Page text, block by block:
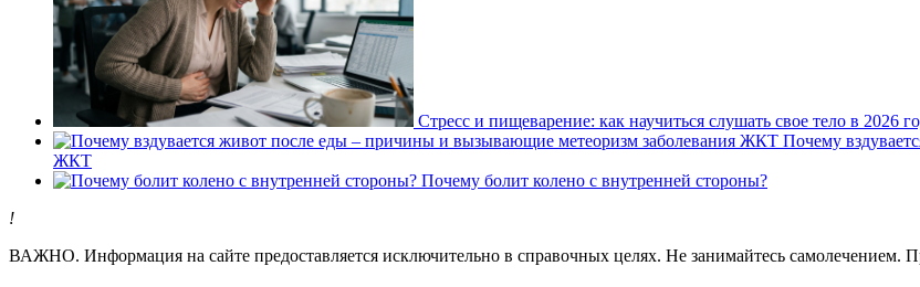
Стресс и пищеварение: как научиться слушать свое тело в 2026
Почему
ЖКТ
Почему болит колено с внутренней стороны?
!
ВАЖНО. Информация на сайте предоставляется исключительно в справочных целях. Не занимайтесь самолечением.